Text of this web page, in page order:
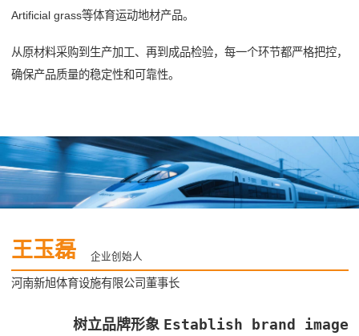
Artificial grass等体育运动地材产品。
从原材料采购到生产加工、再到成品检验，每一个环节都严格把控，
确保产品质量的稳定性和可靠性。
王玉磊 企业创始人
河南新旭体育设施有限公司董事长
树立品牌形象 Establish brand image